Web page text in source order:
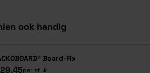
ook handig
Board-Fix
29,45per stuk